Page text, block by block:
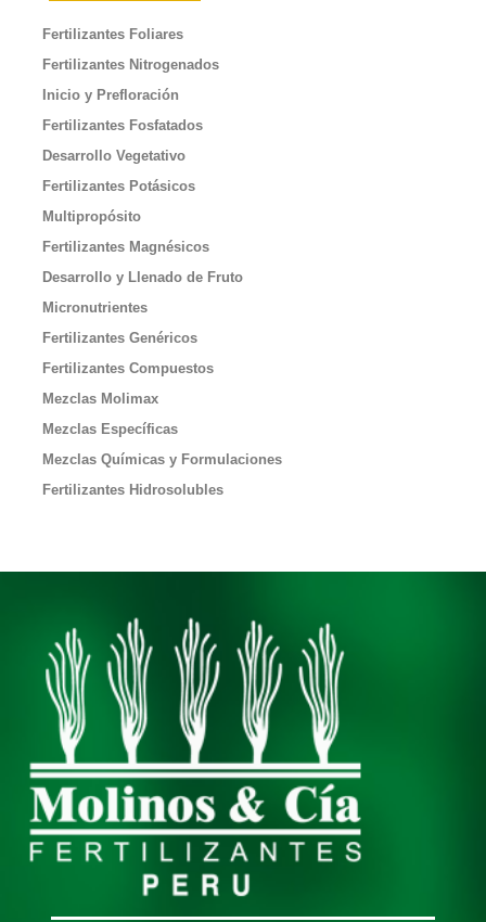
Fertilizantes Foliares
Fertilizantes Nitrogenados
Inicio y Prefloración
Fertilizantes Fosfatados
Desarrollo Vegetativo
Fertilizantes Potásicos
Multipropósito
Fertilizantes Magnésicos
Desarrollo y Llenado de Fruto
Micronutrientes
Fertilizantes Genéricos
Fertilizantes Compuestos
Mezclas Molimax
Mezclas Específicas
Mezclas Químicas y Formulaciones
Fertilizantes Hidrosolubles